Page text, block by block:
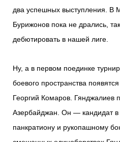
два успешных выступления. В
Бурижонов пока не дрались,
дебютировать в нашей лиге.
Ну, а в первом поединке
боевого пространства
Георгий Комаров. Гянджалиев
Азербайджан. Он — кандидат в
панкратиону и рукопашному